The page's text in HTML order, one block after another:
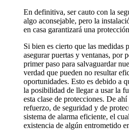
En definitiva, ser cauto con la
algo aconsejable, pero la
en casa garantizará una
Si bien es cierto que las medidas
asegurar puertas y ventanas, por
primer paso para salvaguardar
verdad que pueden no resultar
oportunidades. Esto es debido a
la posibilidad de llegar a usar la
esta clase de protecciones. De
refuerzo, de seguridad y de
sistema de alarma eficiente, el
existencia de algún entrometido